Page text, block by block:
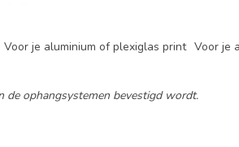
Voor je aluminium of plexiglas print Voor je
ophangsystemen bevestigd wordt.